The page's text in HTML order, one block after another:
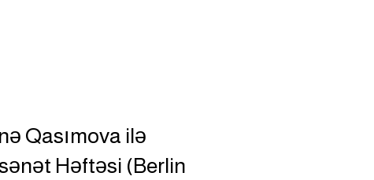
Qasımova ilə
Həftəsi (Berlin